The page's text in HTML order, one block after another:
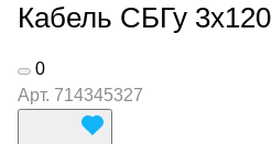
Кабель СБГу 3х120
0
Арт. 714345327